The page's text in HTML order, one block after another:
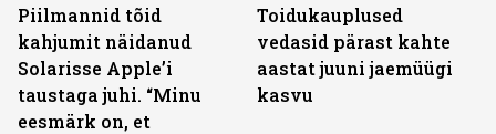
Piilmannid tõid
kahjumit näidanud
Solarisse Apple’i
taustaga juhi. “Minu
eesmärk on, et
Toidukauplused
vedasid pärast kahte
aastat juuni jaemüügi
kasvu